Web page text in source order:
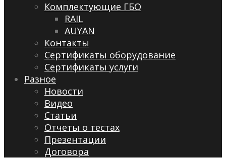
Комплектующие ГБО
RAIL
AUYAN
Контакты
Сертификаты оборудование
Сертификаты услуги
Разное
Новости
Видео
Cтатьи
Отчеты о тестах
Презентации
Договора